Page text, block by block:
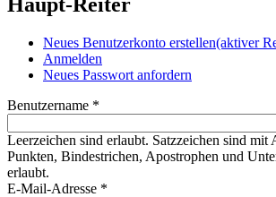
Neues Benutzerkonto erstellen(aktiver
Anmelden
Neues Passwort anfordern
Benutzername *
Leerzeichen sind erlaubt. Satzzeichen sind mit
Punkten, Bindestrichen, Apostrophen und
erlaubt.
E-Mail-Adresse *